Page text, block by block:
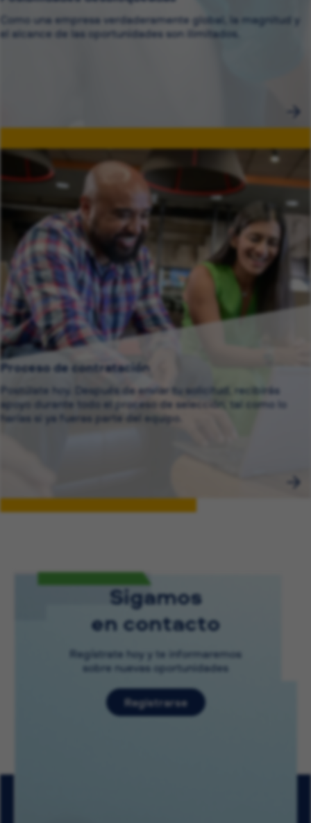
Como una empresa verdaderamente global, la magnitud y
el alcance de las oportunidades son ilimitados.
Proceso de contratación
Postúlate hoy. Después de enviar tu solicitud, recibirás
apoyo durante todo el proceso de selección, tal como lo
harías si ya fueras parte del equipo.
Sigamos
en contacto
Regístrate hoy y te informaremos
sobre nuevas oportunidades
Registrarse